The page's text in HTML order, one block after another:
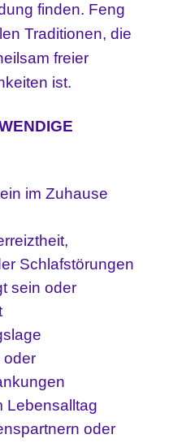
finden. Feng
Traditionen, die
freier
ist.
im Zuhause
Schlafstörungen
sein oder
oder
Lebensalltag
oder